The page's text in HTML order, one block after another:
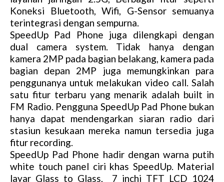
Koneksi Bluetooth, Wifi, G-Sensor semuanya
terintegrasi dengan sempurna.
SpeedUp Pad Phone juga dilengkapi dengan
dual camera system. Tidak hanya dengan
kamera 2MP pada bagian belakang, kamera pada
bagian depan 2MP juga memungkinkan para
penggunanya untuk melakukan video call. Salah
satu fitur terbaru yang menarik adalah built in
FM Radio. Pengguna SpeedUp Pad Phone bukan
hanya dapat mendengarkan siaran radio dari
stasiun kesukaan mereka namun tersedia juga
fitur recording.
SpeedUp Pad Phone hadir dengan warna putih
white touch panel ciri khas SpeedUp. Material
layar Glass to Glass, 7 inchi TFT LCD 1024